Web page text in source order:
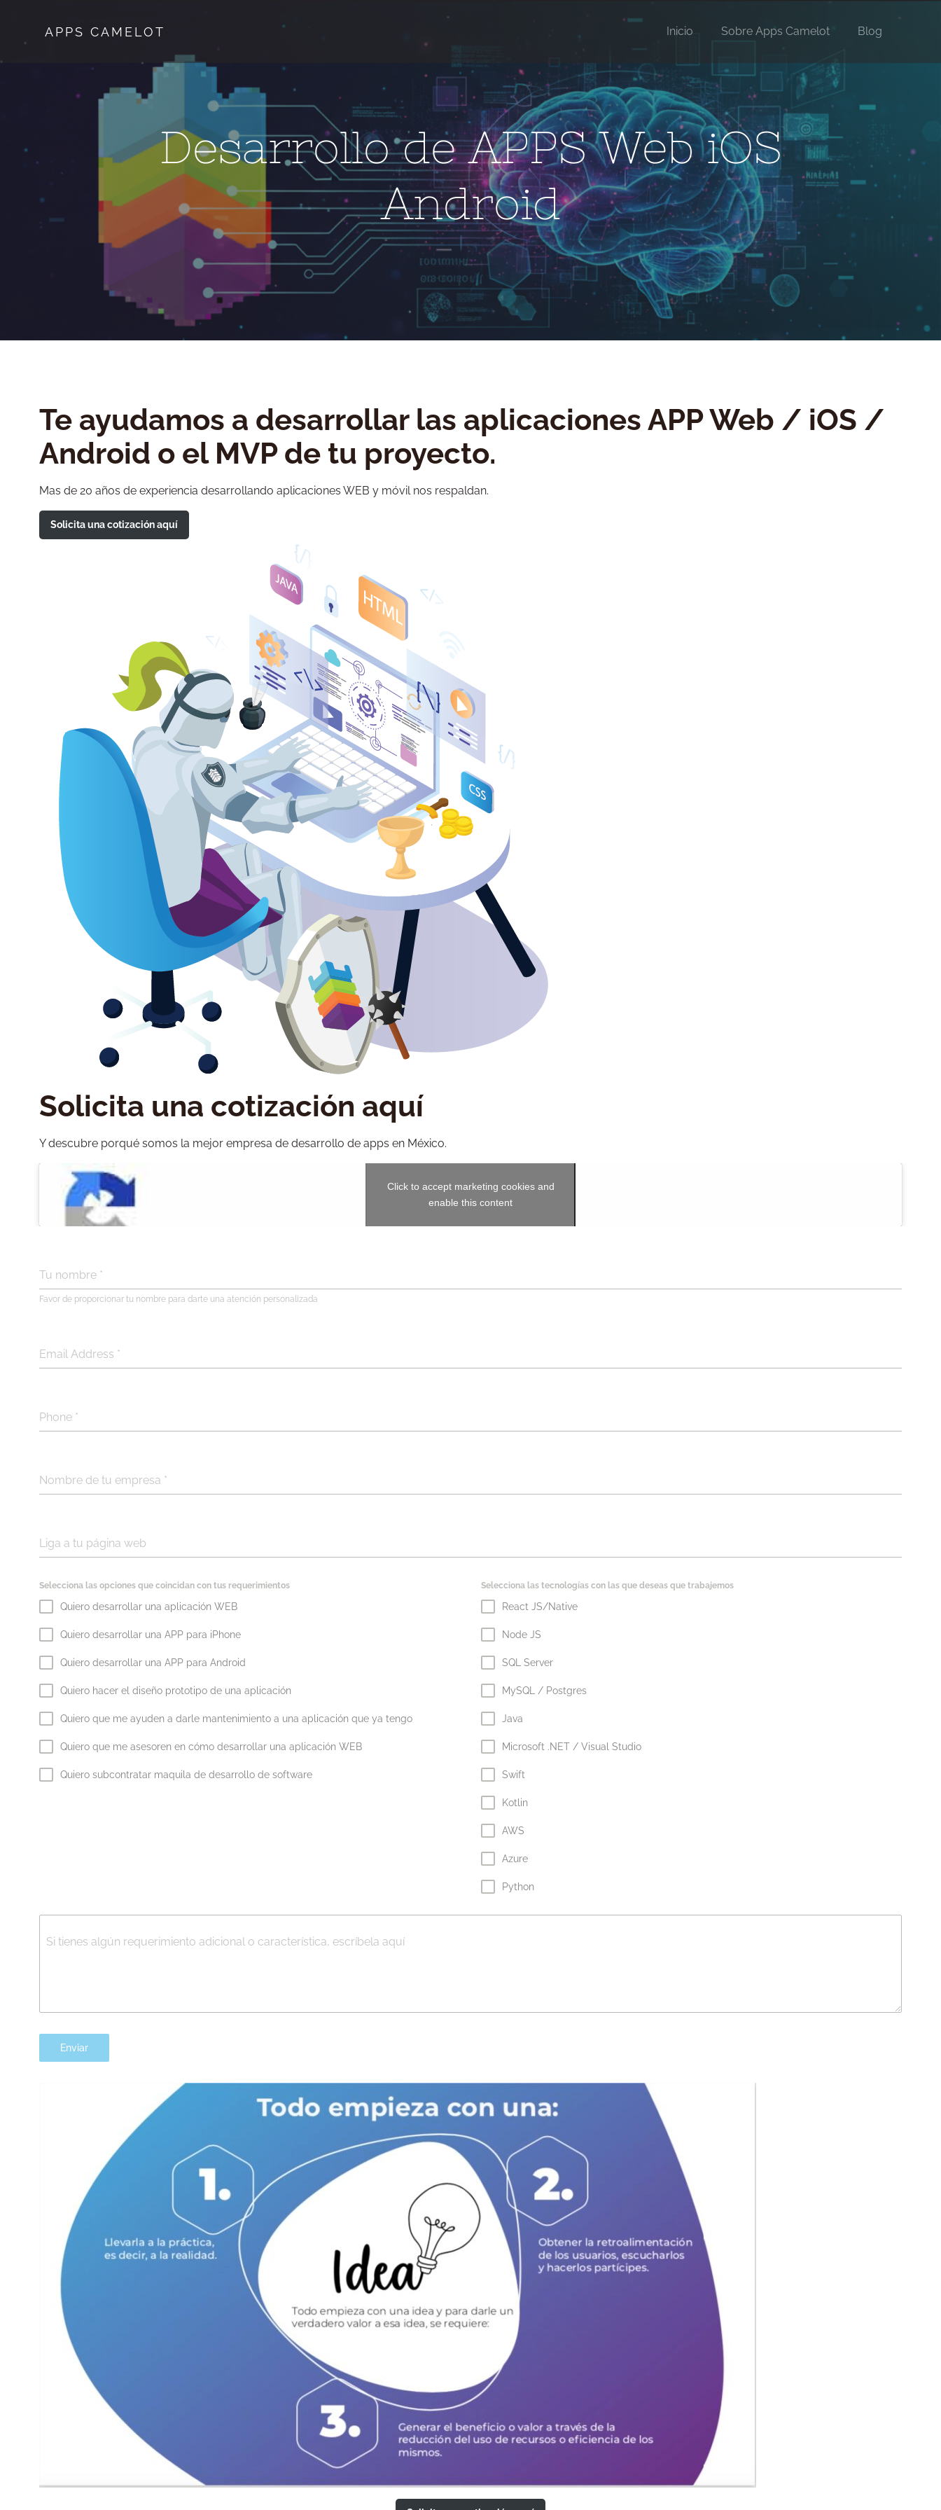
content
APPS CAMELOT Inicio Sobre Apps Camelot Blog
Desarrollo de APPS Web iOS
Android
Te ayudamos a desarrollar las aplicaciones APP Web / iOS /
Android o el MVP de tu proyecto.
Mas de 20 años de experiencia desarrollando aplicaciones WEB y móvil nos respaldan.
Solicita una cotización aquí
Solicita una cotización aquí
Y descubre porqué somos la mejor empresa de desarrollo de apps en México.
Click to accept marketing cookies and
enable this content
Tu nombre *
Favor de proporcionar tu nombre para darte una atención personalizada
Email Address *
Phone *
Nombre de tu empresa *
Liga a tu página web
Selecciona las opciones que coincidan con tus requerimientos
Quiero desarrollar una aplicación WEB
Quiero desarrollar una APP para iPhone
Quiero desarrollar una APP para Android
Quiero hacer el diseño prototipo de una aplicación
Quiero que me ayuden a darle mantenimiento a una aplicación que ya tengo
Quiero que me asesoren en cómo desarrollar una aplicación WEB
Quiero subcontratar maquila de desarrollo de software
Selecciona las tecnologías con las que deseas que trabajemos
React JS/Native
Node JS
SQL Server
MySQL / Postgres
Java
Microsoft .NET / Visual Studio
Swift
Kotlin
AWS
Azure
Python
Si tienes algún requerimiento adicional o característica, escríbela aquí
Enviar